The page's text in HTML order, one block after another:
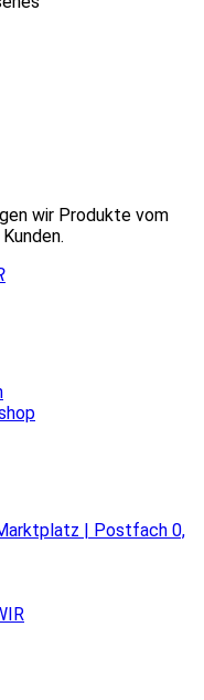
wir Produkte vom
| Postfach 0,